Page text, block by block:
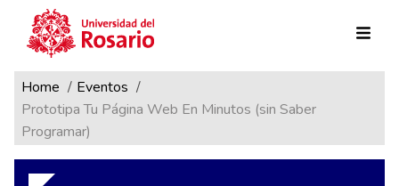
Pasar al contenido principal
Ruta de navegación
Home
Eventos
Prototipa Tu Página Web En Minutos (sin Saber
Programar)